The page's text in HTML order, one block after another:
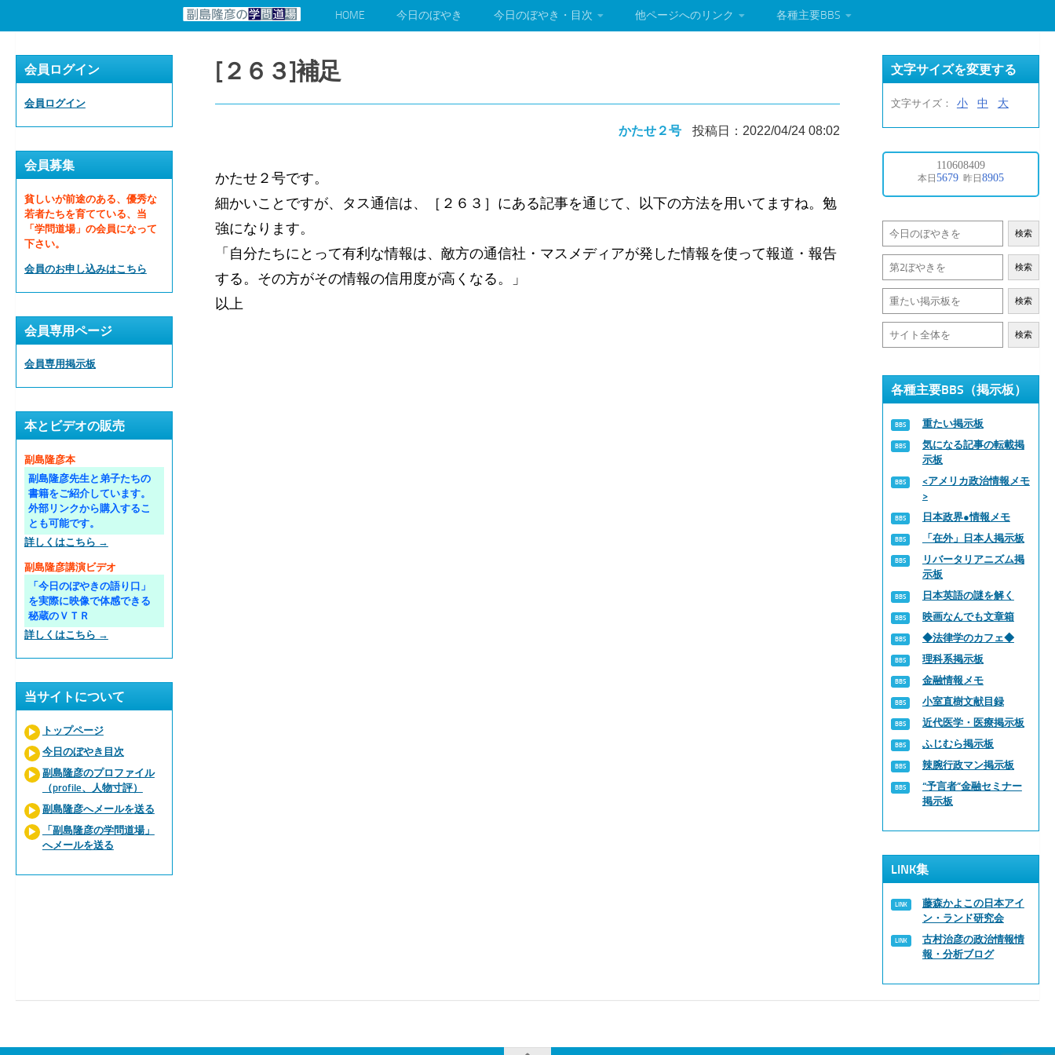
HOME 今日のぼやき 今日のぼやき・目次 他ページへのリンク 各種主要BBS
[２６３]補足
かたせ２号 投稿日：2022/04/24 08:02
かたせ２号です。
細かいことですが、タス通信は、［２６３］にある記事を通じて、以下の方法を用いてますね。勉
強になります。
「自分たちにとって有利な情報は、敵方の通信社・マスメディアが発した情報を使って報道・報告
する。その方がその情報の信用度が高くなる。」
以上
会員ログイン
会員ログイン
会員募集
貧しいが前途のある、優秀な
若者たちを育てている、当
「学問道場」の会員になって
下さい。
会員のお申し込みはこちら
会員専用ページ
会員専用掲示板
本とビデオの販売
副島隆彦本
副島隆彦先生と弟子たちの
書籍をご紹介しています。
外部リンクから購入するこ
とも可能です。
詳しくはこちら →
副島隆彦講演ビデオ
「今日のぼやきの語り口」
を実際に映像で体感できる
秘蔵のＶＴＲ
詳しくはこちら →
当サイトについて
トップページ
今日のぼやき目次
副島隆彦のプロファイル
（profile、人物寸評）
副島隆彦へメールを送る
「副島隆彦の学問道場」
へメールを送る
文字サイズを変更する
文字サイズ： 小 中 大
検索
検索
検索
検索
各種主要BBS（掲示板）
重たい掲示板
気になる記事の転載掲
示板
<アメリカ政治情報メモ
>
日本政界●情報メモ
「在外」日本人掲示板
リバータリアニズム掲
示板
日本英語の謎を解く
映画なんでも文章箱
◆法律学のカフェ◆
理科系掲示板
金融情報メモ
小室直樹文献目録
近代医学・医療掲示板
ふじむら掲示板
辣腕行政マン掲示板
“予言者”金融セミナー
掲示板
LINK集
藤森かよこの日本アイ
ン・ランド研究会
古村治彦の政治情報情
報・分析ブログ